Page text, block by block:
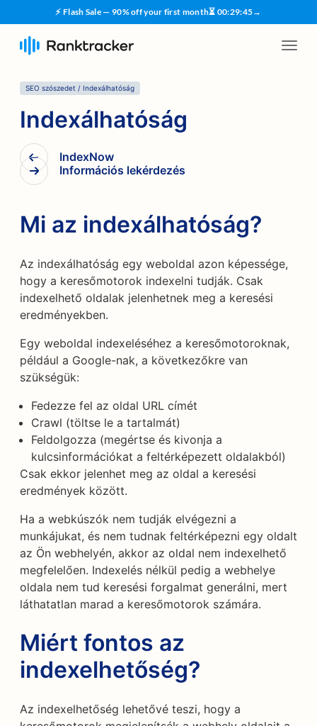
⚡ Flash Sale — 90% off your first month⏳ 00:29:45→
SEO szószedet / Indexálhatóság
Indexálhatóság
IndexNow
Információs lekérdezés
Mi az indexálhatóság?
Az indexálhatóság egy weboldal azon képessége,
hogy a keresőmotorok indexelni tudják. Csak
indexelhető oldalak jelenhetnek meg a keresési
eredményekben.
Egy weboldal indexeléséhez a keresőmotoroknak,
például a Google-nak, a következőkre van
szükségük:
Fedezze fel az oldal URL címét
Crawl (töltse le a tartalmát)
Feldolgozza (megértse és kivonja a
kulcsinformációkat a feltérképezett oldalakból)
Csak ekkor jelenhet meg az oldal a keresési
eredmények között.
Ha a webkúszók nem tudják elvégezni a
munkájukat, és nem tudnak feltérképezni egy oldalt
az Ön webhelyén, akkor az oldal nem indexelhető
megfelelően. Indexelés nélkül pedig a webhelye
oldala nem tud keresési forgalmat generálni, mert
láthatatlan marad a keresőmotorok számára.
Miért fontos az
indexelhetőség?
Az indexelhetőség lehetővé teszi, hogy a